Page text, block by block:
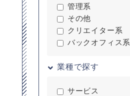
管理系
その他
クリエイター系
バックオフィス系
業種で探す
サービス